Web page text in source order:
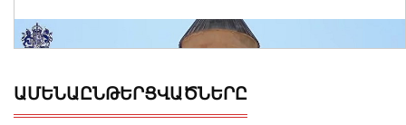
ԱՄԵՆԱԸՆԹԵՐՑՎԱԾՆԵՐԸ